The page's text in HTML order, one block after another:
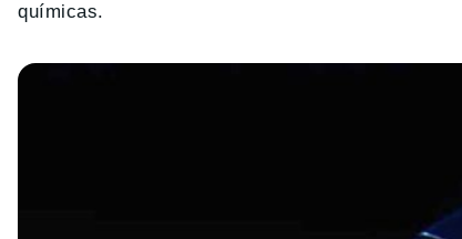
químicas.